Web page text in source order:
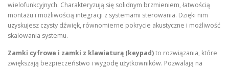
wielofunkcyjnych. Charakteryzują się solidnym brzmieniem, łatwością
montażu i możliwością integracji z systemami sterowania. Dzięki nim
uzyskujesz czysty dźwięk, równomierne pokrycie akustyczne i możliwość
skalowania systemu.
Zamki cyfrowe i zamki z klawiaturą (keypad)to rozwiązania, które
zwiększają bezpieczeństwo i wygodę użytkowników. Pozwalają na